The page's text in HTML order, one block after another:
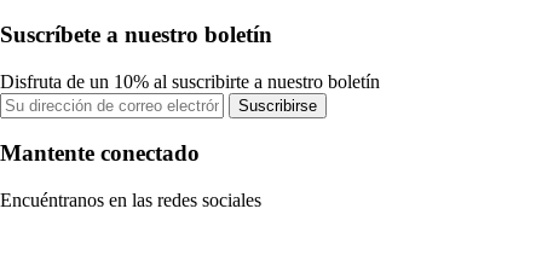
Suscríbete a nuestro boletín
Disfruta de un 10% al suscribirte a nuestro boletín
Suscribirse
Mantente conectado
Encuéntranos en las redes sociales